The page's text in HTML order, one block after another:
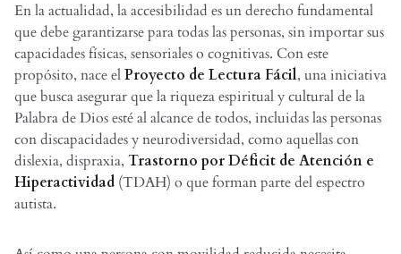
En la actualidad, la accesibilidad es un derecho fundamental
que debe garantizarse para todas las personas, sin importar sus
capacidades físicas, sensoriales o cognitivas. Con este
propósito, nace elProyecto de Lectura Fácil, una iniciativa
que busca asegurar que la riqueza espiritual y cultural de la
Palabra de Dios esté al alcance de todos, incluidas las personas
con discapacidades y neurodiversidad, como aquellas con
dislexia, dispraxia, Trastorno por Déficit de Atención e
Hiperactividad (TDAH) o que forman parte del espectro
autista.